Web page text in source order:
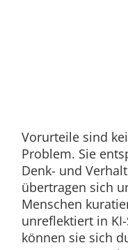
Vorurteile sind
Problem. Sie
Denk- und
übertragen sich
Menschen
unreflektiert in
können sie sich